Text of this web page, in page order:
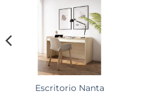
Escritorio Nanta